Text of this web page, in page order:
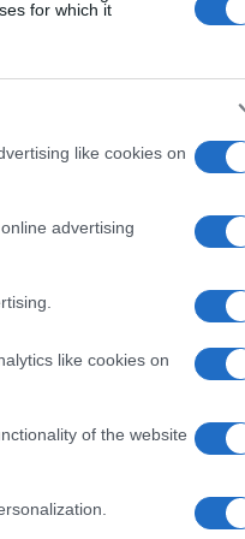
for which it
like cookies on
advertising
like cookies on
of the website
più rapidi e
2026:
per il bonus asilo